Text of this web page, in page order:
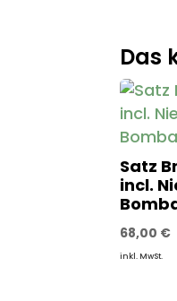
Das
Satz
incl.
68,00 €
inkl. MwSt.